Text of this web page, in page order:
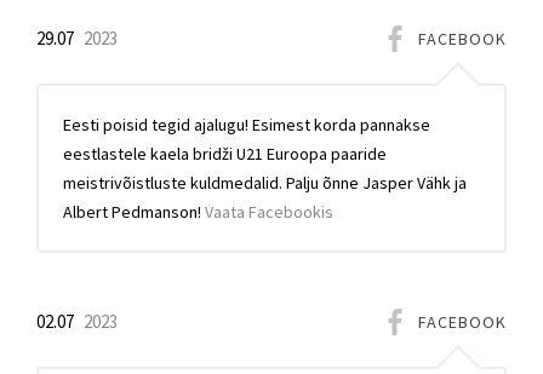
FACEBOOK
29.07 2023
Eesti poisid tegid ajalugu! Esimest korda pannakse
eestlastele kaela bridži U21 Euroopa paaride
meistrivõistluste kuldmedalid. Palju õnne Jasper Vähk ja
Albert Pedmanson! Vaata Facebookis
FACEBOOK
02.07 2023